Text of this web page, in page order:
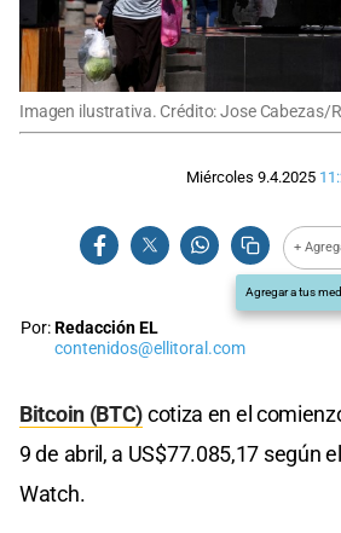
Imagen ilustrativa. Crédito: Jose Cabezas/
Miércoles 9.4.2025
+
Agregar a tus
Por:Redacción EL
contenidos@ellitoral.com
Bitcoin (BTC)cotiza en el
9 de abril, a US$77.085,17 según
Watch.